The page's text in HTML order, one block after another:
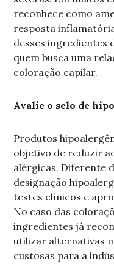
reconhece como
resposta
desses ingredientes
quem busca uma
coloração capilar.
Avalie o selo de
Produtos
objetivo de reduzir
alérgicas. Diferente
designação
testes clínicos e
No caso das
ingredientes já
utilizar alternativas
custosas para a